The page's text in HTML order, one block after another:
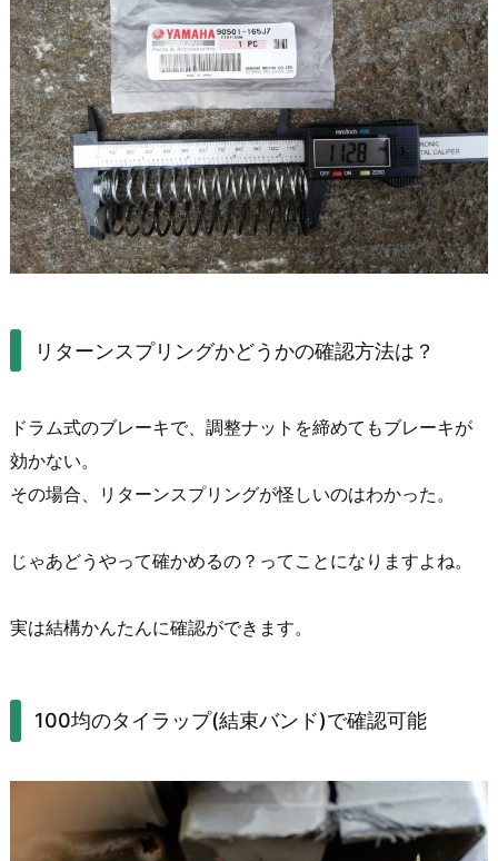
リターンスプリングかどうかの確認方法は？
ドラム式のブレーキで、調整ナットを締めてもブレーキが
効かない。
その場合、リターンスプリングが怪しいのはわかった。
じゃあどうやって確かめるの？ってことになりますよね。
実は結構かんたんに確認ができます。
100均のタイラップ(結束バンド)で確認可能